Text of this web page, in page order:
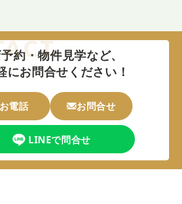
約・物件見学など、
にお問合せください！
お電話 お問合せ
LINEで問合せ